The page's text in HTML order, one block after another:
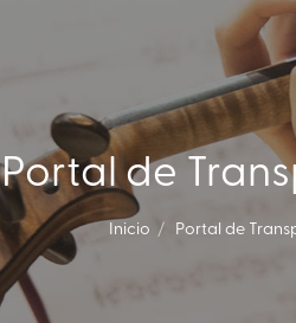
Portal de
Inicio Portal de